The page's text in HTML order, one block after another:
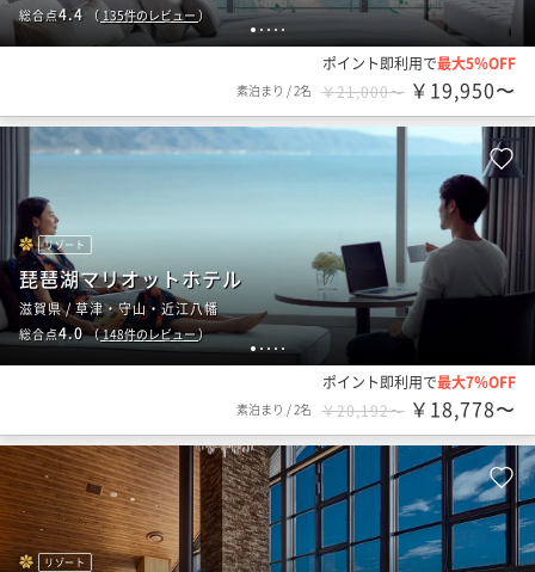
1 2 3 4 5
総合点4.4 （ 135件のレビュー ）
ポイント即利用で最大5％OFF
素泊まり /2名 ￥21,000〜 ￥19,950〜
12345
リゾート
琵琶湖マリオットホテル
滋賀県 / 草津・守山・近江八幡
総合点4.0（148件のレビュー）
ポイント即利用で最大7％OFF
素泊まり /2名 ￥20,192〜 ￥18,778〜
リゾート